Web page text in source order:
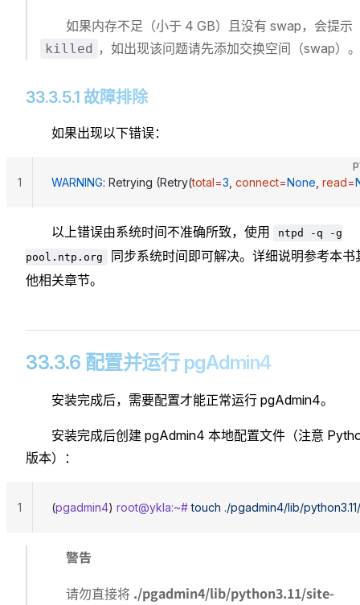
如果内存不足（小于 4 GB）且没有 swap，会提示
killed ，如出现该问题请先添加交换空间（swap）。
33.3.5.1 故障排除
如果出现以下错误：
WARNING: Retrying (Retry(total=3 connect=None read=
1
以上错误由系统时间不准确所致，使用
ntpd -q -g
pool.ntp.org
同步系统时间即可解决。详细说明参考本书
他相关章节。
33.3.6 配置并运行 pgAdmin4
安装完成后，需要配置才能正常运行 pgAdmin4。
安装完成后创建 pgAdmin4 本地配置文件（注意
版本）：
(pgadmin4) root@ykla:~# touch ./pgadmin4/lib/
1
警告
请勿直接将 ./pgadmin4/lib/python3.11/site-